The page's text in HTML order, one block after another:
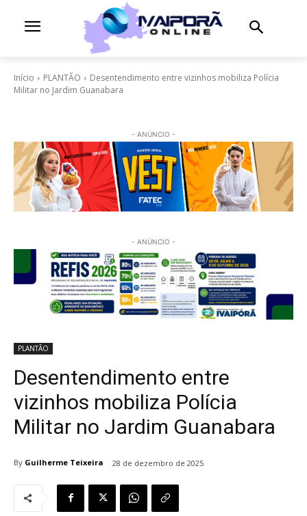
Início PLANTÃO
Desentendimento entre vizinhos mobiliza Polícia
Militar no Jardim Guanabara
- ANÚNCIO -
- ANÚNCIO -
PLANTÃO
Desentendimento entre
vizinhos mobiliza Polícia
Militar no Jardim Guanabara
By Guilherme Teixeira 28 de dezembro de 2025